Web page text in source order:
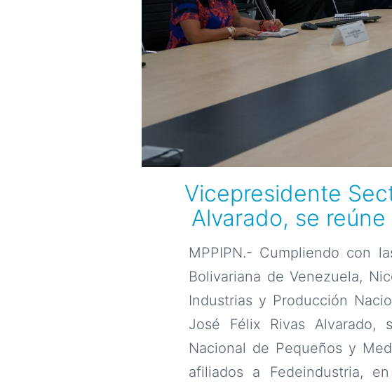
Vicepresidente
Alvarado, se
MPPIPN.- Cumpliendo con
Bolivariana de Venezuela,
Industrias y Producción
José Félix Rivas Alvarado,
Nacional de Pequeños y
afiliados a Fedeindustria,